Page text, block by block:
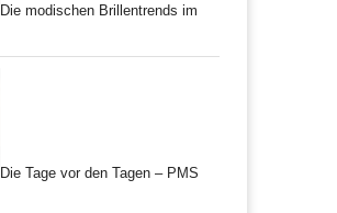
Die modischen Brillentrends im
Die Tage vor den Tagen – PMS